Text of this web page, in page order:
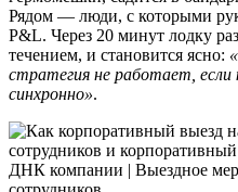
Рядом — люди, с которыми
P&L. Через 20 минут лодку
течением, и становится ясно:
стратегия не работает, если
синхронно».